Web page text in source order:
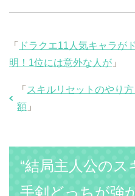
「
ドラクエ11人気キャラが
明！1位には意外な人が 」
「 スキルリセットのやり
額 」
“結局主人公の
手剣どっちが強